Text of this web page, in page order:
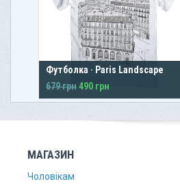
Футболка · Paris Landscape
679 грн490 грн
МАГАЗИН
Чоловікам